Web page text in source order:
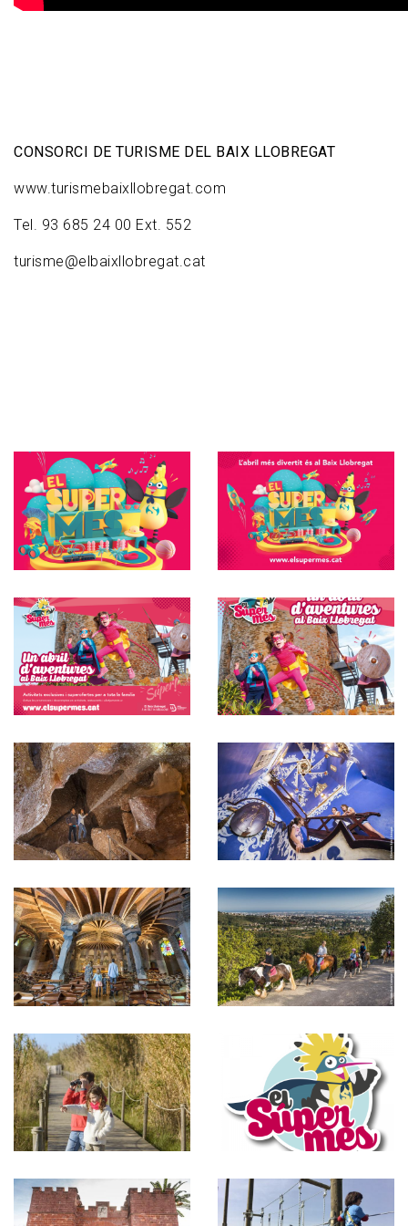
CONSORCI DE TURISME DEL BAIX LLOBREGAT
www.turismebaixllobregat.com
Tel. 93 685 24 00 Ext. 552
turisme@elbaixllobregat.cat